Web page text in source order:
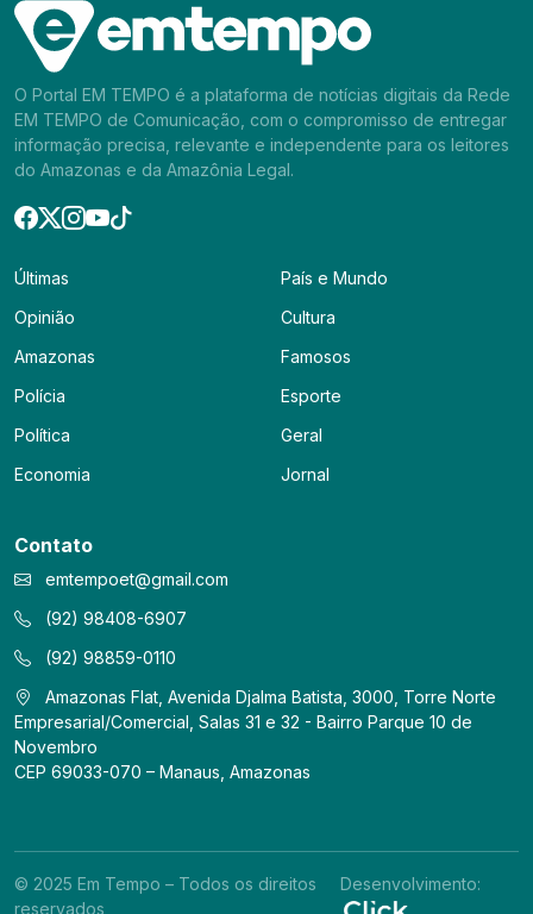
O Portal EM TEMPO é a plataforma de notícias digitais da Rede
EM TEMPO de Comunicação, com o compromisso de entregar
informação precisa, relevante e independente para os leitores
do Amazonas e da Amazônia Legal.
Últimas
Opinião
Amazonas
Polícia
Política
Economia
País e Mundo
Cultura
Famosos
Esporte
Geral
Jornal
Contato
emtempoet@gmail.com
(92) 98408-6907
(92) 98859-0110
Amazonas Flat, Avenida Djalma Batista, 3000, Torre Norte
Empresarial/Comercial, Salas 31 e 32 - Bairro Parque 10 de
Novembro
CEP 69033-070 – Manaus, Amazonas
© 2025 Em Tempo – Todos os direitos
reservados
Desenvolvimento: